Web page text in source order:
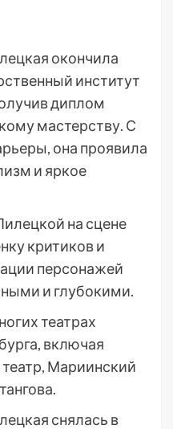
окончила
институт
диплом
мастерству. С
она проявила
и яркое
на сцене
критиков и
персонажей
и глубокими.
театрах
включая
Мариинский
снялась в